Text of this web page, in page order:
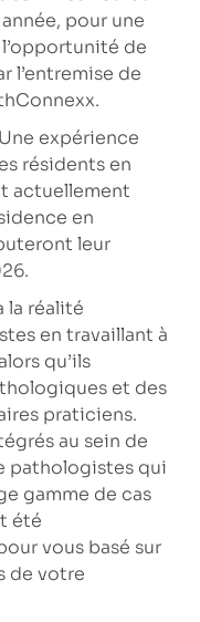
pour une
de
l’entremise de
expérience
résidents en
actuellement
en
leur
la réalité
en travaillant à
qu’ils
et des
praticiens.
au sein de
pathologistes qui
gamme de cas
été
vous basé sur
de votre